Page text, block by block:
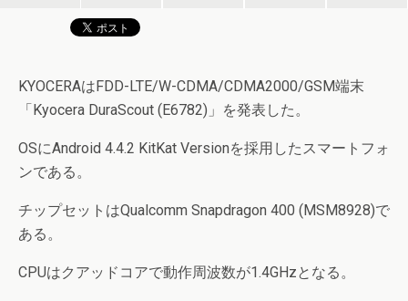
KYOCERAはFDD-LTE/W-CDMA/CDMA2000/GSM端末
「Kyocera DuraScout (E6782)」を発表した。
OSにAndroid 4.4.2 KitKat Versionを採用したスマートフォ
ンである。
チップセットはQualcomm Snapdragon 400 (MSM8928)で
ある。
CPUはクアッドコアで動作周波数が1.4GHzとなる。